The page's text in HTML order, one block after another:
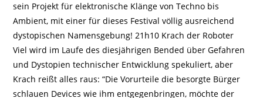
sein Projekt für elektronische Klänge von Techno bis
Ambient, mit einer für dieses Festival völlig ausreichend
dystopischen Namensgebung! 21h10 Krach der Roboter
Viel wird im Laufe des diesjährigen Bended über Gefahren
und Dystopien technischer Entwicklung spekuliert, aber
Krach reißt alles raus: “Die Vorurteile die besorgte Bürger
schlauen Devices wie ihm entgegenbringen, möchte der